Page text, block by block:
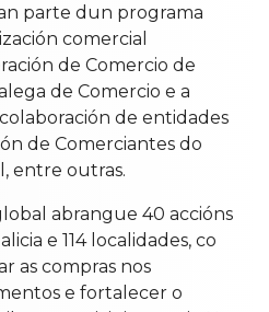
parte dun programa
comercial
de Comercio de
de Comercio e a
de entidades
de Comerciantes do
entre outras.
abrangue 40 accións
e 114 localidades, co
as compras nos
e fortalecer o